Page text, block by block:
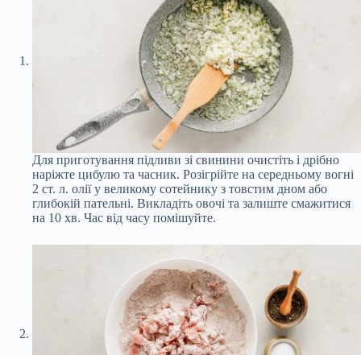
Для приготування підливи зі свинини очистіть і дрібно
наріжте цибулю та часник. Розігрійте на середньому вогні
2 ст. л. олії у великому сотейнику з товстим дном або
глибокій пательні. Викладіть овочі та залиште смажитися
на 10 хв. Час від часу помішуйте.